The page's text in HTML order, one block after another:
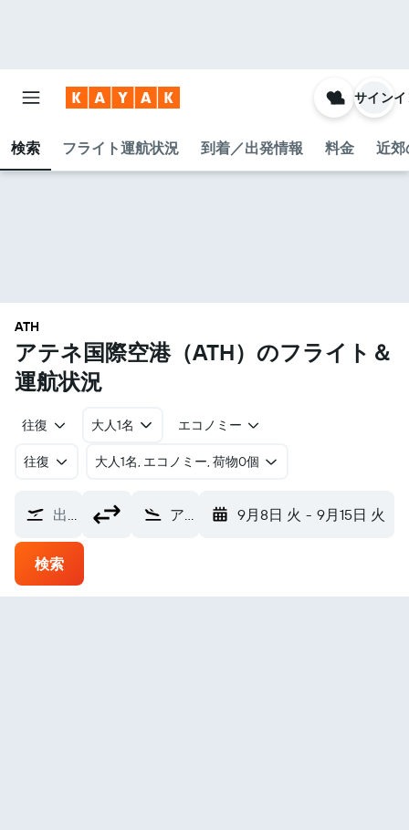
検索 フライト運航状況 到着／出発情報 料金 近郊
サイン
ATH
アテネ国際空港​（ATH​）のフライト＆
運航状況
往復 大人1名 エコノミー
往復 ​大人1名, エコノミー, 荷物0個
出発地 アテネ国際空港 (ATH) 9月8日 火 - 9月15日 火
検索